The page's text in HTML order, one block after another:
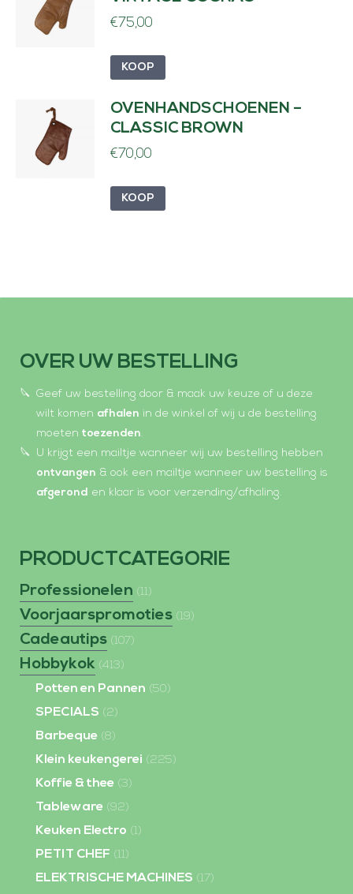
€75,00
KOOP
OVENHANDSCHOENEN –
CLASSIC BROWN
€70,00
KOOP
OVER UW BESTELLING
Geef uw bestelling door & maak uw keuze of u deze
wilt komen afhalen in de winkel of wij u de bestelling
moeten toezenden.
U krijgt een mailtje wanneer wij uw bestelling hebben
ontvangen & ook een mailtje wanneer uw bestelling is
afgerond en klaar is voor verzending/afhaling.
PRODUCTCATEGORIE
Professionelen (11)
Voorjaarspromoties (19)
Cadeautips (107)
Hobbykok (413)
Potten en Pannen (50)
SPECIALS (2)
Barbeque (8)
Klein keukengerei (225)
Koffie & thee (3)
Tableware (92)
Keuken Electro (1)
PETIT CHEF (11)
ELEKTRISCHE MACHINES (17)